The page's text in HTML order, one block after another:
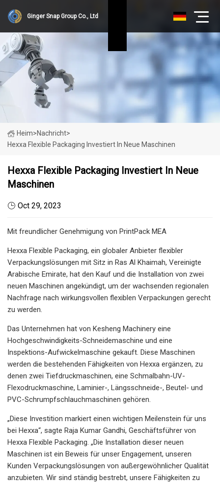
Ginger Snap Group Co., Ltd
Heim>Nachricht>
Hexxa Flexible Packaging Investiert In Neue Maschinen
Hexxa Flexible Packaging Investiert In Neue
Maschinen
Oct 29, 2023
Mit freundlicher Genehmigung von PrintPack MEA
Hexxa Flexible Packaging, ein globaler Anbieter flexibler
Verpackungslösungen mit Sitz in Ras Al Khaimah, Vereinigte
Arabische Emirate, hat den Kauf und die Installation von zwei
neuen Maschinen angekündigt, um der wachsenden regionalen
Nachfrage nach wirkungsvollen flexiblen Verpackungen gerecht
zu werden.
Das Unternehmen hat von Kesheng Machinery eine
Hochgeschwindigkeits-Schneidemaschine und eine
Inspektions-Aufwickelmaschine gekauft. Diese Maschinen
werden die bestehenden Fähigkeiten von Hexxa ergänzen, zu
denen zwei Tiefdruckmaschinen, eine Schmalbahn-UV-
Flexodruckmaschine, Laminier-, Längsschneide-, Beutel- und
PVC-Schrumpfschlauchmaschinen gehören.
„Diese Investition markiert einen wichtigen Meilenstein für uns
bei Hexxa“, sagte Raja Kumar Gandhi, Geschäftsführer von
Hexxa Flexible Packaging. „Die Installation dieser neuen
Maschinen ist ein Beweis für unser Engagement, unseren
Kunden Verpackungslösungen von außergewöhnlicher Qualität
anzubieten. Wir sind ständig bestrebt, unsere Fähigkeiten zu